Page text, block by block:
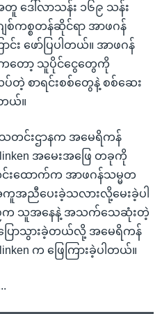
ဒေါ်လာသန်း ၁၆၉ သန်း
စ်ကစ္စတန်ဆိုင်ရာ အာဖဂန်
း ဖော်ပြပါတယ်။ အာဖဂန်
ကတော့ သူပိုင်ငွေတွေကို
စာရင်းစစ်တွေနဲ့ စစ်ဆေး
တယ်။
သတင်းဌာနက အမေရိကန်
Blinken အမေးအဖြေ တခုကို
ထောက်က အာဖဂန်သမ္မတ
အညီပေးခဲ့သလားလို့မေးခဲ့ပါ
က သူအနေနဲ့ အသက်သေဆုံးတဲ့
ောသွားခဲ့တယ်လို့ အမေရိကန်
က ဖြေကြားခဲ့ပါတယ်။